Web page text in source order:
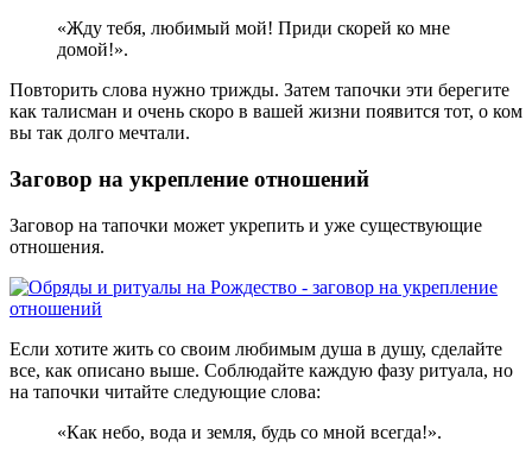
«Жду тебя, любимый мой! Приди скорей ко мне
домой!».
Повторить слова нужно трижды. Затем тапочки эти берегите
как талисман и очень скоро в вашей жизни появится тот, о ком
вы так долго мечтали.
Заговор на укрепление отношений
Заговор на тапочки может укрепить и уже существующие
отношения.
Если хотите жить со своим любимым душа в душу, сделайте
все, как описано выше. Соблюдайте каждую фазу ритуала, но
на тапочки читайте следующие слова:
«Как небо, вода и земля, будь со мной всегда!».